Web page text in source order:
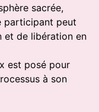
sacrée,
participant peut
et de libération en
est posé pour
à son